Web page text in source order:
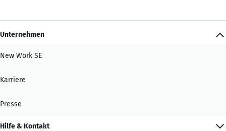
Unternehmen
New Work SE
Karriere
Presse
Hilfe & Kontakt